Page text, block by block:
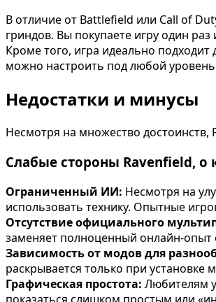
В отличие от Battlefield или Call of
гриндов. Вы покупаете игру один
Кроме того, игра идеально
можно настроить под любой уровень
Недостатки и минусы
Несмотря на множество достоинств,
Слабые стороны Ravenfield, о
Ограниченный ИИ: Несмотря на
использовать технику. Опытные
Отсутствие официального
заменяет полноценный онлайн-
Зависимость от модов для
раскрывается только при установке
Графическая простота: Любителям
показаться слишком простым или